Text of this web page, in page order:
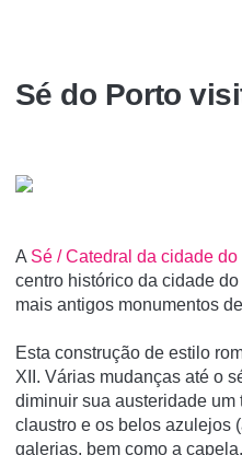
Sé do Porto
A Sé / Catedral da cidade do
centro histórico da cidade
mais antigos monumentos
Esta construção de estilo
XII. Várias mudanças até o
diminuir sua austeridade um
claustro e os belos azulejos
galerias, bem como a